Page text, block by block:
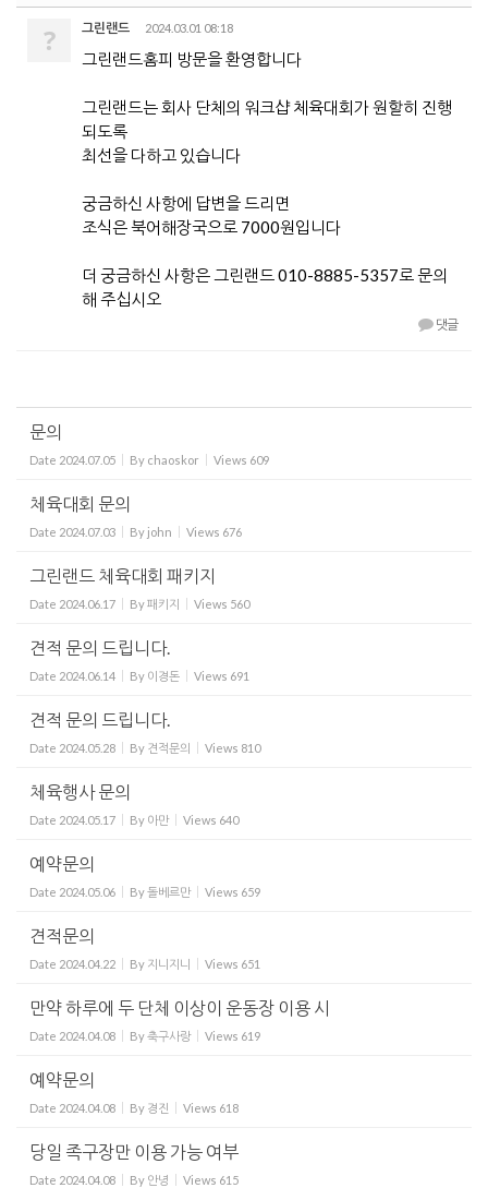
? 그린랜드 2024.03.01 08:18
그린랜드홈피 방문을 환영합니다
그린랜드는 회사 단체의 워크샵 체육대회가 원할히 진행
되도록
최선을 다하고 있습니다
궁금하신 사항에 답변을 드리면
조식은 북어해장국으로 7000원입니다
더 궁금하신 사항은 그린랜드 010-8885-5357로 문의
해 주십시오
댓글
문의
Date 2024.07.05 By chaoskor Views 609
체육대회 문의
Date 2024.07.03 By john Views 676
그린랜드 체육대회 패키지
Date 2024.06.17 By패키지 Views 560
견적 문의 드립니다.
Date 2024.06.14 By 이경돈 Views 691
견적 문의 드립니다.
Date 2024.05.28 By 견적문의 Views 810
체육행사 문의
Date 2024.05.17 By 아만 Views 640
예약문의
Date 2024.05.06 By돌베르만 Views 659
견적문의
Date 2024.04.22 By 지니지니 Views 651
만약 하루에 두 단체 이상이 운동장 이용 시
Date 2024.04.08 By축구사랑 Views 619
예약문의
Date 2024.04.08 By 경진 Views 618
당일 족구장만 이용 가능 여부
Date 2024.04.08 By 안녕 Views 615